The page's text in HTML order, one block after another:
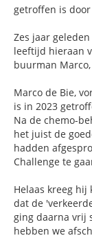
getroffen is
Zes jaar
leeftijd hieraan
buurman
Marco de Bie,
is in 2023
Na de chemo-
het juist de
hadden
Challenge te
Helaas kreeg
dat de
ging daarna vrij
hebben we